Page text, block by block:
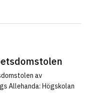
av
Allehanda: Högskolan